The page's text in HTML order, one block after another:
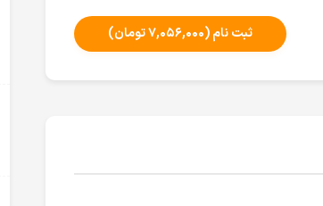
ثبت نام(۷,۰۵۶,۰۰۰ تومان)